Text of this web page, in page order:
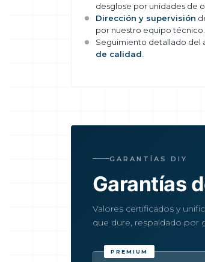
desglose por unidades de
Dirección y supervisión
por nuestro equipo técnico.
Seguimiento detallado del
de calidad
GARANTÍAS DIY
Garantías
Valores certificados y
que dure, respaldado por